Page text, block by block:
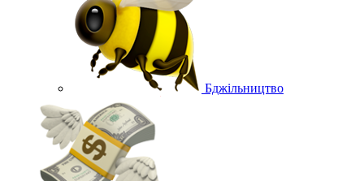
Бджільництво